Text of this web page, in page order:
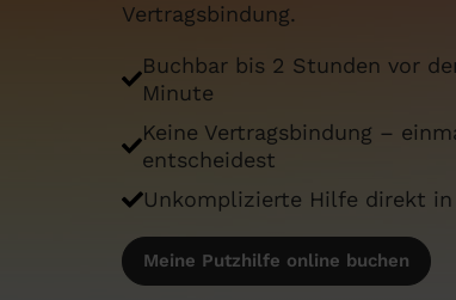
Vertragsbindung.
Buchbar bis 2 Stunden vor
Minute
Keine Vertragsbindung –
entscheidest
Unkomplizierte Hilfe direkt
Meine Putzhilfe online buchen